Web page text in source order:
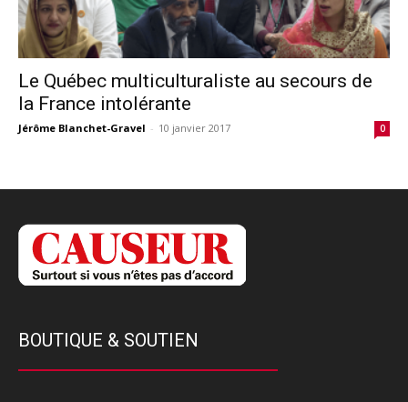
Le Québec multiculturaliste au secours de
la France intolérante
Jérôme Blanchet-Gravel - 10 janvier 2017 0
BOUTIQUE & SOUTIEN